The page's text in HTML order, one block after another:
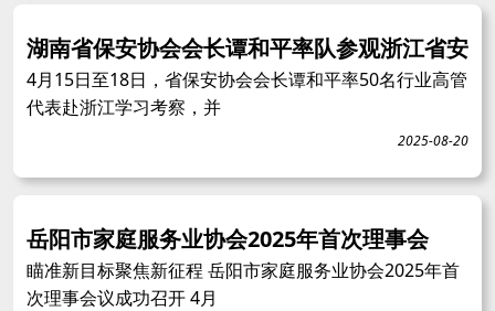
湖南省保安协会会长谭和平率队参观浙江省安
4月15日至18日，省保安协会会长谭和平率50名行业高管
代表赴浙江学习考察，并
2025-08-20
岳阳市家庭服务业协会2025年首次理事会
瞄准新目标聚焦新征程 岳阳市家庭服务业协会2025年首
次理事会议成功召开 4月